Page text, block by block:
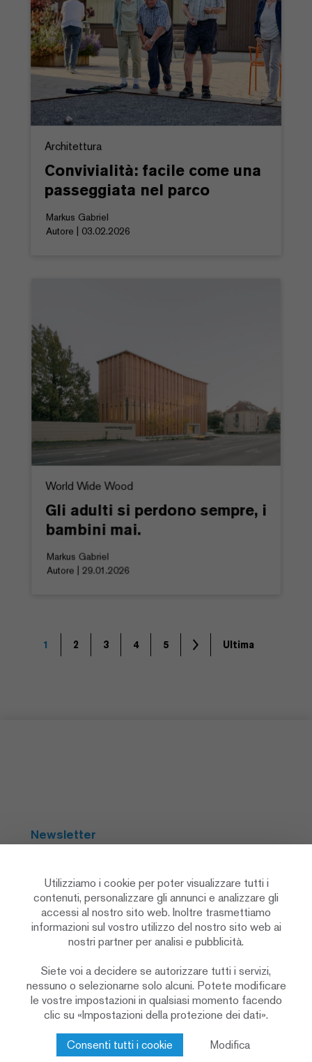
Architettura
Convivialità: facile come una
passeggiata nel parco
Markus Gabriel
Autore | 03.02.2026
World Wide Wood
Gli adulti si perdono sempre, i
bambini mai.
Markus Gabriel
Autore | 29.01.2026
1 2 3 4 5 Ultima
Newsletter
Social Media
Informativa sulla protezione dei dati
Impostazioni sulla privacy
Cookie Policy
Colophon & note legali
Contatto
Utilizziamo i cookie per poter visualizzare tutti i
contenuti, personalizzare gli annunci e analizzare gli
accessi al nostro sito web. Inoltre trasmettiamo
informazioni sul vostro utilizzo del nostro sito web ai
nostri partner per analisi e pubblicità.
Siete voi a decidere se autorizzare tutti i servizi,
nessuno o selezionarne solo alcuni. Potete modificare
le vostre impostazioni in qualsiasi momento facendo
clic su «Impostazioni della protezione dei dati».
Consenti tutti i cookie Modifica